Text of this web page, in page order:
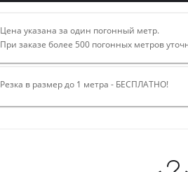
Цена указана за один погонный метр.
При заказе более 500 погонных метров
Резка в размер до 1 метра - БЕСПЛАТНО!